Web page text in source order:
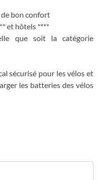
bon confort
et hôtels ****
que soit la catégorie
sécurisé pour les vélos et
les batteries des vélos